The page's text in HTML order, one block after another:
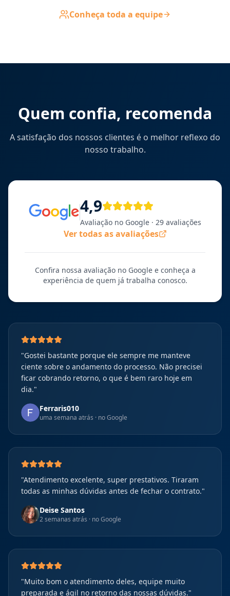
Conheça toda a equipe
Quem confia, recomenda
A satisfação dos nossos clientes é o melhor reflexo do
nosso trabalho.
4,9
Avaliação no Google· 29 avaliações
Ver todas as avaliações
Confira nossa avaliação no Google e conheça a
experiência de quem já trabalha conosco.
"Gostei bastante porque ele sempre me manteve
ciente sobre o andamento do processo. Não precisei
ficar cobrando retorno, o que é bem raro hoje em
dia."
Ferraris010
uma semana atrás · no Google
"Atendimento excelente, super prestativos. Tiraram
todas as minhas dúvidas antes de fechar o contrato."
Deise Santos
2 semanas atrás · no Google
"Muito bom o atendimento deles, equipe muito
preparada e ágil no retorno das nossas dúvidas."